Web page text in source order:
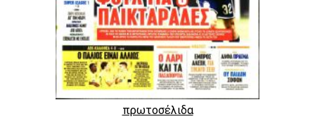
πρωτοσέλιδα